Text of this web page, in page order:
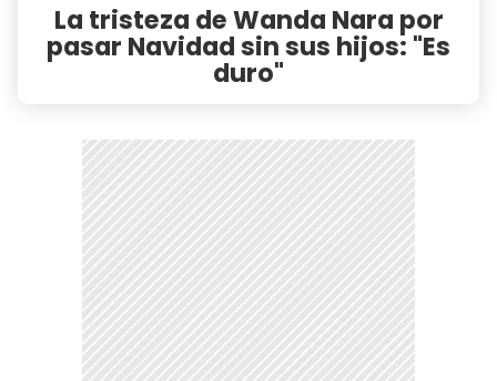
La tristeza de Wanda Nara por
pasar Navidad sin sus hijos: "Es
duro"